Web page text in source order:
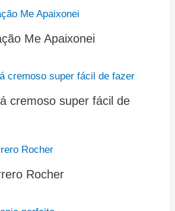
Me Apaixonei
cremoso super fácil de
Rocher